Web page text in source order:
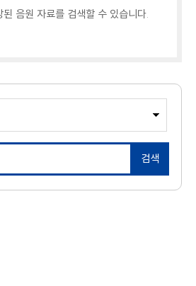
음원 자료를 검색할 수 있습니다.